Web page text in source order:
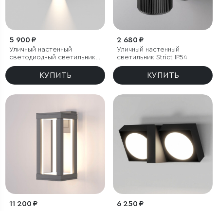
5 900 ₽
Уличный настенный
светодиодный светильник
Techno LED IP54 с
регулировкой лучей
КУПИТЬ
2 680 ₽
Уличный настенный
светильник Strict IP54
КУПИТЬ
11 200 ₽ 6 250 ₽